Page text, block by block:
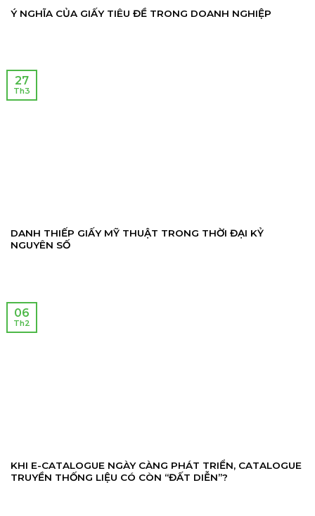
Ý NGHĨA CỦA GIẤY TIÊU ĐỀ TRONG DOANH NGHIỆP
DANH THIẾP GIẤY MỸ THUẬT TRONG THỜI ĐẠI KỶ
NGUYÊN SỐ
27
Th3
KHI E-CATALOGUE NGÀY CÀNG PHÁT TRIỂN, CATALOGUE
TRUYỀN THỐNG LIỆU CÓ CÒN “ĐẤT DIỄN”?
06
Th2